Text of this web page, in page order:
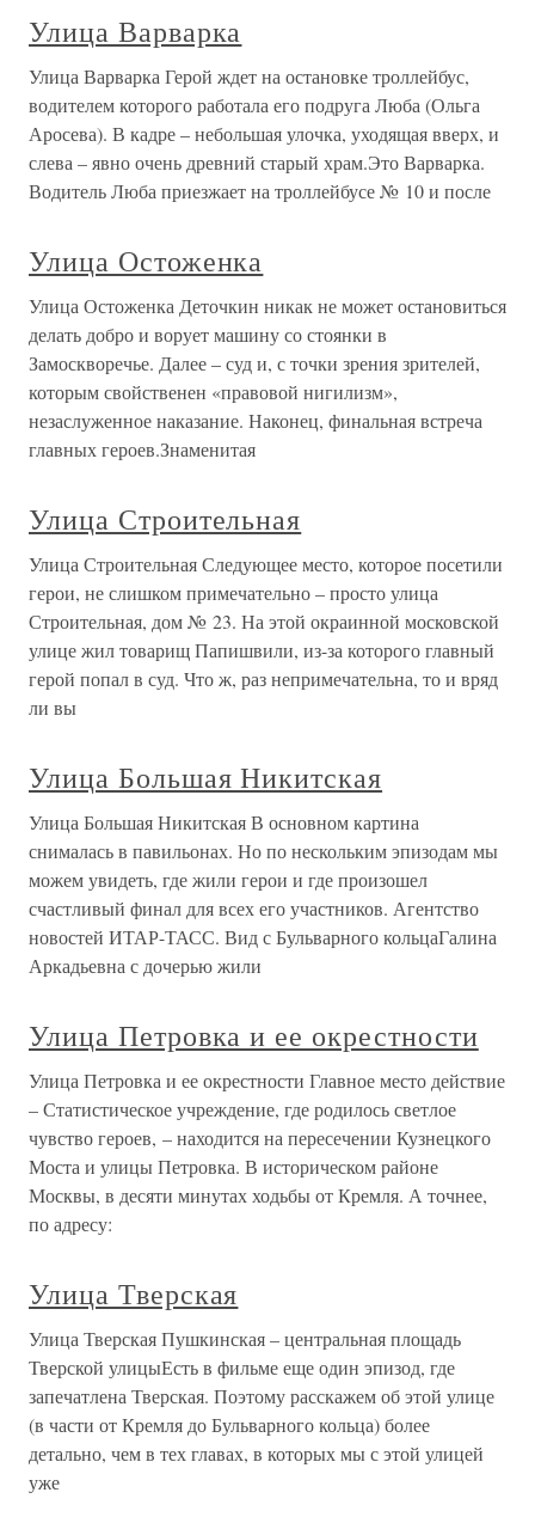
Улица Варварка
Улица Варварка Герой ждет на остановке троллейбус,
водителем которого работала его подруга Люба (Ольга
Аросева). В кадре – небольшая улочка, уходящая вверх, и
слева – явно очень древний старый храм.Это Варварка.
Водитель Люба приезжает на троллейбусе № 10 и после
Улица Остоженка
Улица Остоженка Деточкин никак не может остановиться
делать добро и ворует машину со стоянки в
Замоскворечье. Далее – суд и, с точки зрения зрителей,
которым свойственен «правовой нигилизм»,
незаслуженное наказание. Наконец, финальная встреча
главных героев.Знаменитая
Улица Строительная
Улица Строительная Следующее место, которое посетили
герои, не слишком примечательно – просто улица
Строительная, дом № 23. На этой окраинной московской
улице жил товарищ Папишвили, из-за которого главный
герой попал в суд. Что ж, раз непримечательна, то и вряд
ли вы
Улица Большая Никитская
Улица Большая Никитская В основном картина
снималась в павильонах. Но по нескольким эпизодам мы
можем увидеть, где жили герои и где произошел
счастливый финал для всех его участников. Агентство
новостей ИТАР-ТАСС. Вид с Бульварного кольцаГалина
Аркадьевна с дочерью жили
Улица Петровка и ее окрестности
Улица Петровка и ее окрестности Главное место действие
– Статистическое учреждение, где родилось светлое
чувство героев, – находится на пересечении Кузнецкого
Моста и улицы Петровка. В историческом районе
Москвы, в десяти минутах ходьбы от Кремля. А точнее,
по адресу:
Улица Тверская
Улица Тверская Пушкинская – центральная площадь
Тверской улицыЕсть в фильме еще один эпизод, где
запечатлена Тверская. Поэтому расскажем об этой улице
(в части от Кремля до Бульварного кольца) более
детально, чем в тех главах, в которых мы с этой улицей
уже